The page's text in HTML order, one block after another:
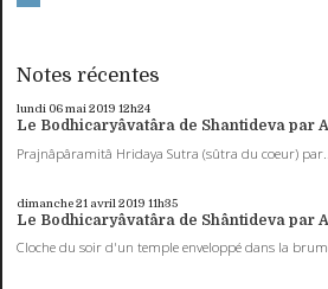
Notes récentes
lundi 06mai 2019 12h24
Le Bodhicaryâvatâra de Shantideva par
Prajnâpâramitâ Hridaya Sutra (sûtra du coeur) par...
dimanche 21 avril 2019 11h35
Le Bodhicaryâvatâra de Shântideva par
Cloche du soir d'un temple enveloppé dans la